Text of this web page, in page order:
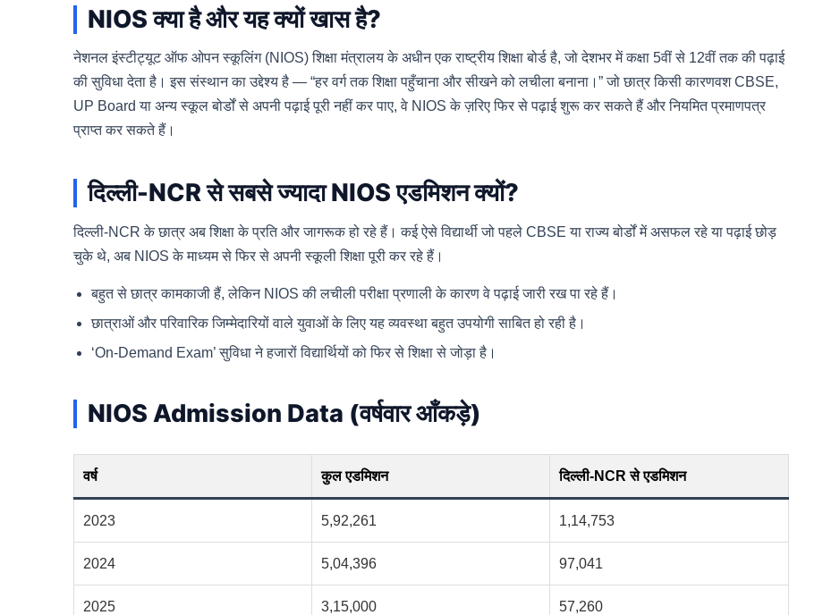
NIOS क्या है और यह क्यों खास है?
नेशनल इंस्टीट्यूट ऑफ ओपन स्कूलिंग (NIOS) शिक्षा मंत्रालय के अधीन एक राष्ट्रीय शिक्षा बोर्ड है, जो देशभर में कक्षा 5वीं से 12वीं तक की पढ़ाई
की सुविधा देता है। इस संस्थान का उद्देश्य है — “हर वर्ग तक शिक्षा पहुँचाना और सीखने को लचीला बनाना।” जो छात्र किसी कारणवश CBSE,
UP Board या अन्य स्कूल बोर्डों से अपनी पढ़ाई पूरी नहीं कर पाए, वे NIOS के ज़रिए फिर से पढ़ाई शुरू कर सकते हैं और नियमित प्रमाणपत्र
प्राप्त कर सकते हैं।
दिल्ली-NCR से सबसे ज्यादा NIOS एडमिशन क्यों?
दिल्ली-NCR के छात्र अब शिक्षा के प्रति और जागरूक हो रहे हैं। कई ऐसे विद्यार्थी जो पहले CBSE या राज्य बोर्डों में असफल रहे या पढ़ाई छोड़
चुके थे, अब NIOS के माध्यम से फिर से अपनी स्कूली शिक्षा पूरी कर रहे हैं।
बहुत से छात्र कामकाजी हैं, लेकिन NIOS की लचीली परीक्षा प्रणाली के कारण वे पढ़ाई जारी रख पा रहे हैं।
छात्राओं और परिवारिक जिम्मेदारियों वाले युवाओं के लिए यह व्यवस्था बहुत उपयोगी साबित हो रही है।
‘On-Demand Exam’ सुविधा ने हजारों विद्यार्थियों को फिर से शिक्षा से जोड़ा है।
NIOS Admission Data (वर्षवार आँकड़े)
वर्ष कुल एडमिशन दिल्ली-NCR से एडमिशन
2023 5,92,261 1,14,753
2024 5,04,396 97,041
2025 3,15,000 57,260